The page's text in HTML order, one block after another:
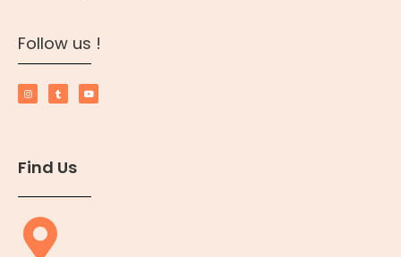
Follow us !
Find Us